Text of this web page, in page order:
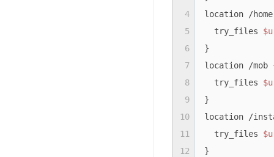
location /
  try_files
}
location /mob
  try_files
}
location /
  try_files
}
4
5
6
7
8
9
10
11
12